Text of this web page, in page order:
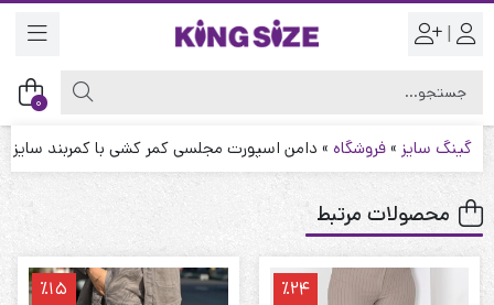
|
0
گینگ سایز »فروشگاه » دامن اسپورت مجلسی کمر کشی با کمربند سایز
محصولات مرتبط
٪24 ٪15